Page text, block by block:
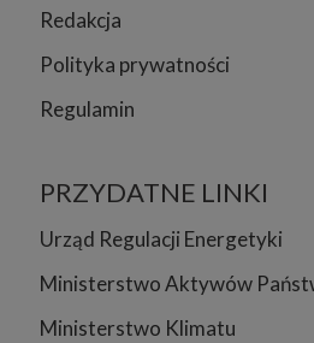
Redakcja
Polityka prywatności
Regulamin
PRZYDATNE LINKI
Urząd Regulacji Energetyki
Ministerstwo Aktywów
Ministerstwo Klimatu